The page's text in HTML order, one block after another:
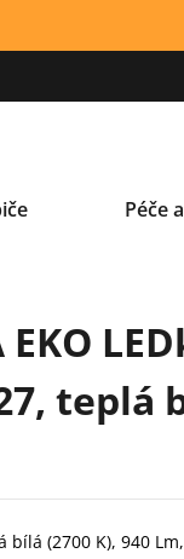
Péče
teplá
bílá (2700 K), 940